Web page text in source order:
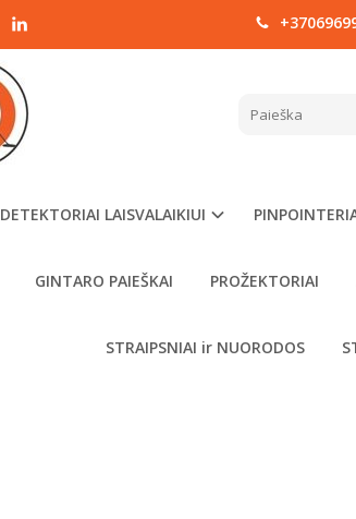
DETEKTORIAI LAISVALAIKIUI
GINTARO PAIEŠKAI PROŽEKTORIAI
STRAIPSNIAI ir NUORODOS
MINELAB